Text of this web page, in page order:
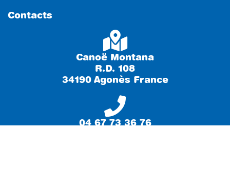
Contacts
Canoë Montana
R.D. 108
34190 Agonès France
04 67 73 36 76